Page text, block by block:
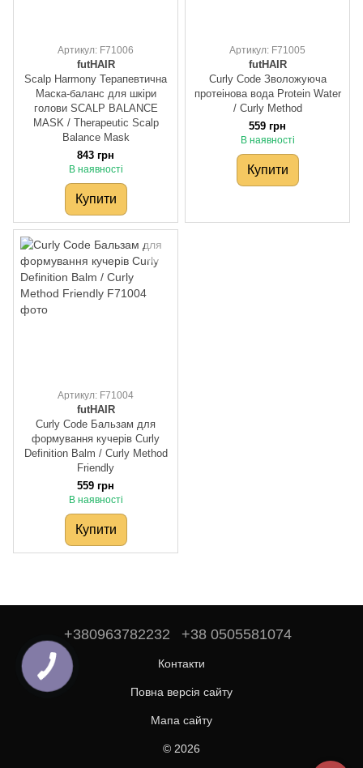
Артикул: F71006
futHAIR
Scalp Harmony Терапевтична
Маска-баланс для шкіри
голови SCALP BALANCE
MASK / Therapeutic Scalp
Balance Mask
843 грн
В наявності
Купити
Артикул: F71005
futHAIR
Curly Code Зволожуюча
протеінова вода Protein Water
/ Curly Method
559 грн
В наявності
Купити
Артикул: F71004
futHAIR
Curly Code Бальзам для
формування кучерів Curly
Definition Balm / Curly Method
Friendly
559 грн
В наявності
Купити
+380963782232 +38 0505581074
Контакти
Повна версія сайту
Мапа сайту
© 2026